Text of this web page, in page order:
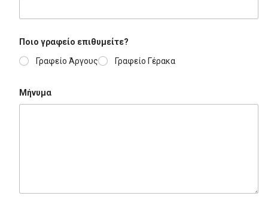
Ποιο γραφείο επιθυμείτε?
Γραφείο Άργους Γραφείο Γέρακα
Μήνυμα